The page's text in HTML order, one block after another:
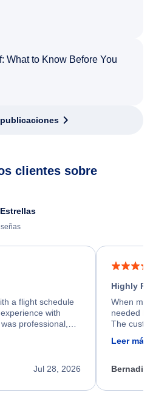
What to Know Before You
clientes sobre
a flight schedule
with
professional,
the
a solution and
Jul 28, 2026
Highly
When my
needed
The
calm,
my issue.
Leer más